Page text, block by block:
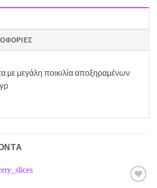
με μεγάλη ποικιλία αποξηραμένων